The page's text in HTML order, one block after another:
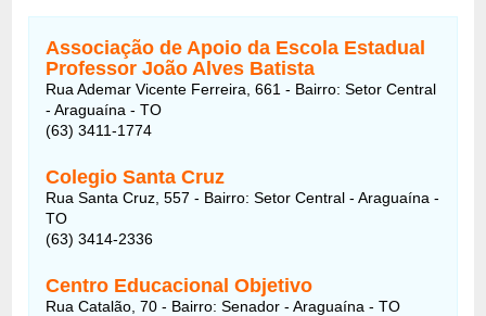
Associação de Apoio da Escola Estadual
Professor João Alves Batista
Rua Ademar Vicente Ferreira, 661 - Bairro: Setor Central
- Araguaína - TO
(63) 3411-1774
Colegio Santa Cruz
Rua Santa Cruz, 557 - Bairro: Setor Central - Araguaína -
TO
(63) 3414-2336
Centro Educacional Objetivo
Rua Catalão, 70 - Bairro: Senador - Araguaína - TO